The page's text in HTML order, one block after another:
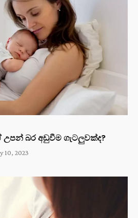
බර අඩුවීම ගැටලුවක්ද?
10, 2023